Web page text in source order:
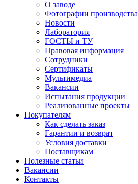
О заводе
Фотографии производства
Новости
Лаборатория
ГОСТЫ и ТУ
Правовая информация
Сотрудники
Сертификаты
Мультимедиа
Вакансии
Испытания продукции
Реализованные проекты
Покупателям
Как сделать заказ
Гарантии и возврат
Условия доставки
Поставщикам
Полезные статьи
Вакансии
Контакты